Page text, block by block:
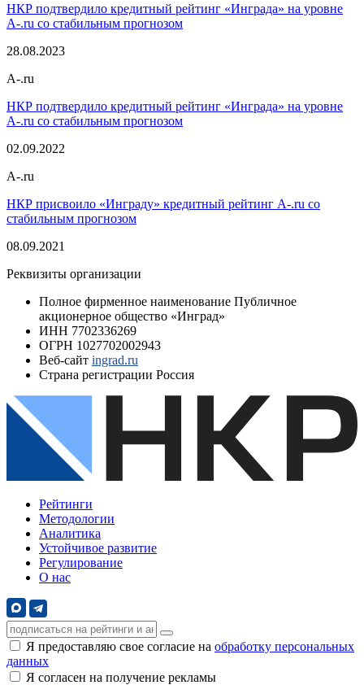
НКР подтвердило кредитный рейтинг «Инграда» на уровне
A-.ru со стабильным прогнозом
28.08.2023
A-.ru
НКР подтвердило кредитный рейтинг «Инграда» на уровне
A-.ru со стабильным прогнозом
02.09.2022
A-.ru
НКР присвоило «Инграду» кредитный рейтинг A-.ru со
стабильным прогнозом
08.09.2021
Реквизиты организации
Полное фирменное наименование Публичное
акционерное общество «Инград»
ИНН 7702336269
ОГРН 1027702002943
Веб-сайт ingrad.ru
Страна регистрации Россия
Рейтинги
Методологии
Аналитика
Устойчивое развитие
Регулирование
О нас
Я предоставляю свое согласие на обработку персональных
данных
Я согласен на получение рекламы